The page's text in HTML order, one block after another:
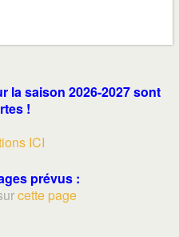
la saison 2026-2027 sont
!
ICI
prévus :
cette page